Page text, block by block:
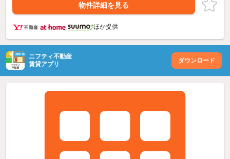
物件詳細を見る
ほか提供
ニフティ不動産
賃貸アプリ
ダウンロード